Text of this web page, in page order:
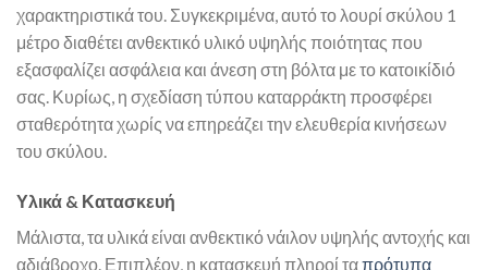
χαρακτηριστικά του. Συγκεκριμένα, αυτό το λουρί σκύλου 1
μέτρο διαθέτει ανθεκτικό υλικό υψηλής ποιότητας που
εξασφαλίζει ασφάλεια και άνεση στη βόλτα με το κατοικίδιό
σας. Κυρίως, η σχεδίαση τύπου καταρράκτη προσφέρει
σταθερότητα χωρίς να επηρεάζει την ελευθερία κινήσεων
του σκύλου.
Υλικά & Κατασκευή
Μάλιστα, τα υλικά είναι ανθεκτικό νάιλον υψηλής αντοχής και
αδιάβροχο. Επιπλέον, η κατασκευή πληροί ταπρότυπα